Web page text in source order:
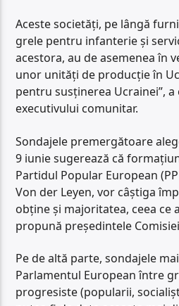
Aceste societăţi, pe lângă
grele pentru infanterie şi
acestora, au de asemenea în
unor unităţi de producţie în
pentru susţinerea Ucrainei”, a
executivului comunitar.
Sondajele premergătoare
9 iunie sugerează că
Partidul Popular European
Von der Leyen, vor câştiga
obţine şi majoritatea, ceea ce
propună preşedintele
Pe de altă parte, sondajele
Parlamentul European între
progresiste (popularii,